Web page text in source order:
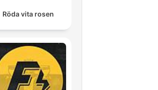
Röda vita rosen